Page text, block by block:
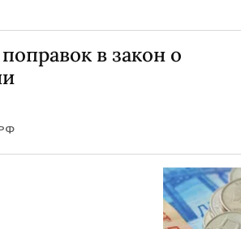
в закон о